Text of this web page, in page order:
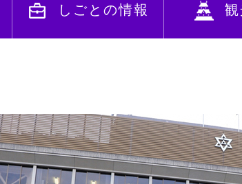
しごとの情報 観